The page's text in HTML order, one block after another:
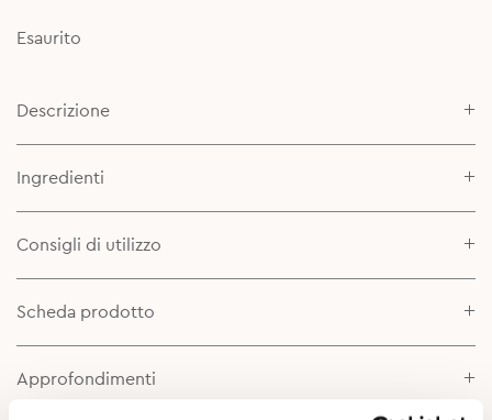
was:
is:
Esaurito
Descrizione
Ingredienti
Consigli di utilizzo
Scheda prodotto
Approfondimenti